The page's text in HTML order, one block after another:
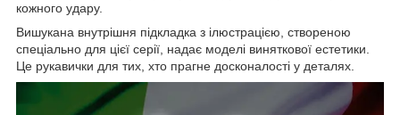
кожного удару.
Вишукана внутрішня підкладка з ілюстрацією, створеною
спеціально для цієї серії, надає моделі виняткової естетики.
Це рукавички для тих, хто прагне досконалості у деталях.